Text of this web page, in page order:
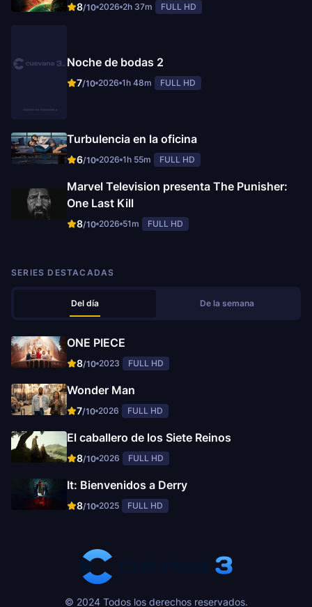
8/10 2026 2h 37m FULL HD
Noche de bodas 2
7/10 2026 1h 48m FULL HD
Turbulencia en la oficina
6/10 2026 1h 55m FULL HD
Marvel Television presenta The Punisher:
One Last Kill
8/10 2026 51m FULL HD
SERIES DESTACADAS
Del día De la semana
ONE PIECE
8/10 2023 FULL HD
Wonder Man
7/10 2026 FULL HD
El caballero de los Siete Reinos
8/10 2026 FULL HD
It: Bienvenidos a Derry
8/10 2025 FULL HD
© 2024 Todos los derechos reservados.